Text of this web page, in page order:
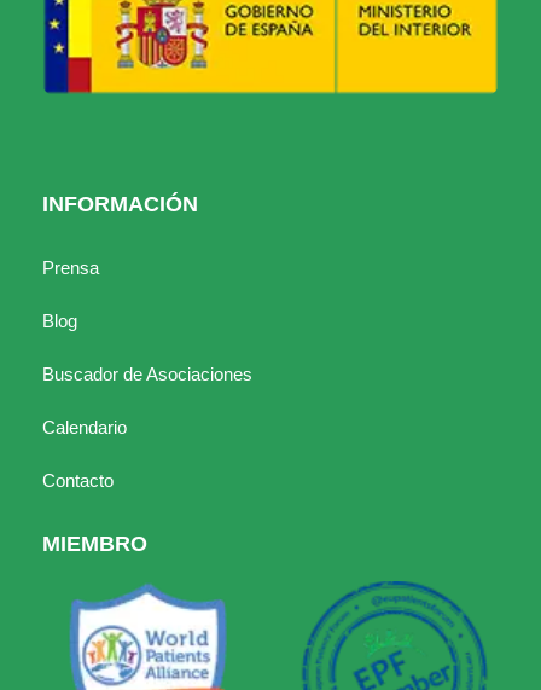
INFORMACIÓN
Prensa
Blog
Buscador de Asociaciones
Calendario
Contacto
MIEMBRO